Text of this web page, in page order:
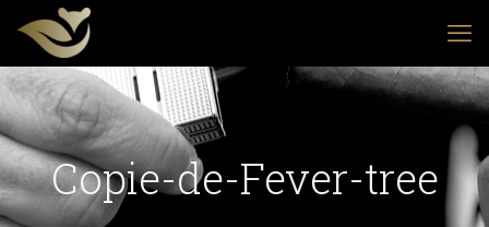
Copie-de-Fever-tree